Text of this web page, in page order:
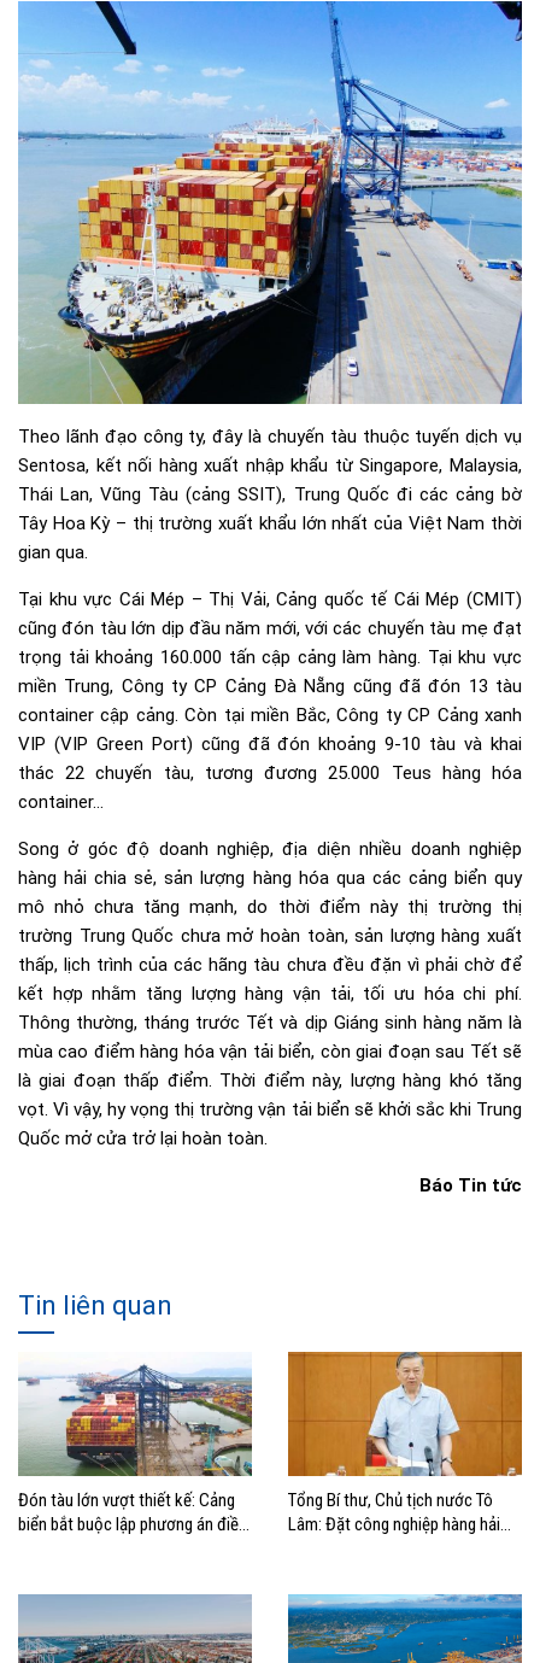
Theo lãnh đạo công ty, đây là chuyến tàu thuộc tuyến dịch vụ
Sentosa, kết nối hàng xuất nhập khẩu từ Singapore, Malaysia,
Thái Lan, Vũng Tàu (cảng SSIT), Trung Quốc đi các cảng bờ
Tây Hoa Kỳ – thị trường xuất khẩu lớn nhất của Việt Nam thời
gian qua.
Tại khu vực Cái Mép – Thị Vải, Cảng quốc tế Cái Mép (CMIT)
cũng đón tàu lớn dịp đầu năm mới, với các chuyến tàu mẹ đạt
trọng tải khoảng 160.000 tấn cập cảng làm hàng. Tại khu vực
miền Trung, Công ty CP Cảng Đà Nẵng cũng đã đón 13 tàu
container cập cảng. Còn tại miền Bắc, Công ty CP Cảng xanh
VIP (VIP Green Port) cũng đã đón khoảng 9-10 tàu và khai
thác 22 chuyến tàu, tương đương 25.000 Teus hàng hóa
container…
Song ở góc độ doanh nghiệp, địa diện nhiều doanh nghiệp
hàng hải chia sẻ, sản lượng hàng hóa qua các cảng biển quy
mô nhỏ chưa tăng mạnh, do thời điểm này thị trường thị
trường Trung Quốc chưa mở hoàn toàn, sản lượng hàng xuất
thấp, lịch trình của các hãng tàu chưa đều đặn vì phải chờ để
kết hợp nhằm tăng lượng hàng vận tải, tối ưu hóa chi phí.
Thông thường, tháng trước Tết và dịp Giáng sinh hàng năm là
mùa cao điểm hàng hóa vận tải biển, còn giai đoạn sau Tết sẽ
là giai đoạn thấp điểm. Thời điểm này, lượng hàng khó tăng
vọt. Vì vậy, hy vọng thị trường vận tải biển sẽ khởi sắc khi Trung
Quốc mở cửa trở lại hoàn toàn.
Báo Tin tức
Tin liên quan
Đón tàu lớn vượt thiết kế: Cảng
biển bắt buộc lập phương án điều
Tổng Bí thư, Chủ tịch nước Tô
Lâm: Đặt công nghiệp hàng hải
biển mạnh